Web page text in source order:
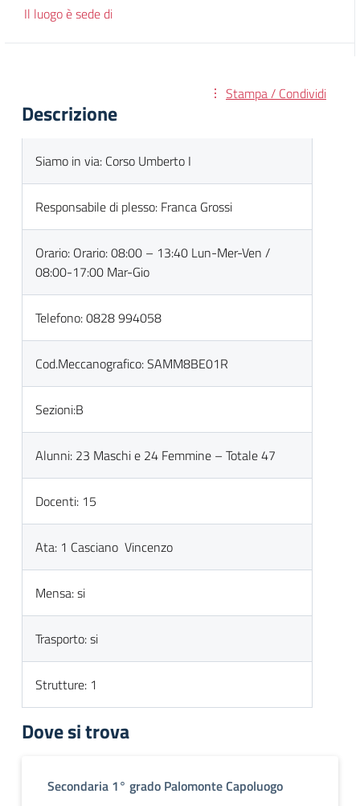
Il luogo è sede di
Stampa / Condividi
Descrizione
Siamo in via: Corso Umberto I
Responsabile di plesso: Franca Grossi
Orario: Orario: 08:00 – 13:40 Lun-Mer-Ven /
08:00-17:00 Mar-Gio
Telefono: 0828 994058
Cod.Meccanografico: SAMM8BE01R
Sezioni:B
Alunni: 23 Maschi e 24 Femmine – Totale 47
Docenti: 15
Ata: 1 Casciano Vincenzo
Mensa: si
Trasporto: si
Strutture: 1
Dove si trova
Secondaria 1° grado Palomonte Capoluogo